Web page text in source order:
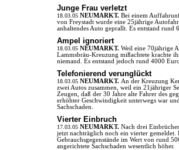
Junge Frau verletzt
18.03.05 NEUMARKT. Bei einem
von Freystadt wurde eine 25jährige
anhaltendes Auto geprallt. Es entstand rund
Ampel ignoriert
18.03.05 NEUMARKT. Weil eine 70jährige
Lammsbräu-Kreuzung mißachtete krachte
niemand. Es entstand jedoch rund 4000
Telefonierend verunglückt
18.03.05 NEUMARKT. An der Kreuzung
zwei Autos zusammen, weil ein 21jähriger
Zeugen, daß der 30 Jahre alte Fahrer des
erhöhter Geschwindigkeit unterwegs war
Sachschaden.
Vierter Einbruch
17.03.05 NEUMARKT. Nach drei
jetzt nachträglich noch ein vierter gemeldet.
Gebrauchsgegenstände im Wert von rund
angerichtete Sachschaden wesentlich höher.